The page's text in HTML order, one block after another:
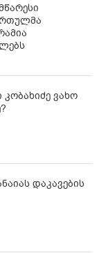
ვახო
დაკავების